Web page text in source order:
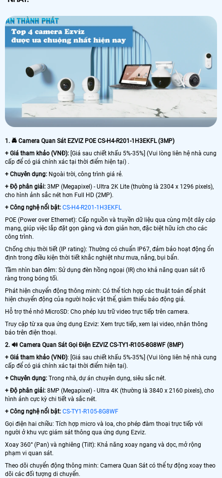
1. 🚔 Camera Quan Sát EZVIZ POE CS-H4-R201-1H3EKFL (3MP)
+ Giá tham khảo (VNĐ): [Giá sau chiết khấu 5%-35%] (Vui lòng liên hệ nhà cung
cấp để có giá chính xác tại thời điểm hiện tại) .
+ Chuyên dụng: Ngoài trời, công trình giá rẻ.
+ Độ phân giải: 3MP (Megapixel) - Ultra 2K Lite (thường là 2304 x 1296 pixels),
cho hình ảnh sắc nét hơn Full HD (2MP).
+ Công nghệ nổi bật: CS-H4-R201-1H3EKFL
POE (Power over Ethernet): Cấp nguồn và truyền dữ liệu qua cùng một dây cáp
mạng, giúp việc lắp đặt gọn gàng và đơn giản hơn, đặc biệt hữu ích cho các
công trình.
Chống chịu thời tiết (IP rating): Thường có chuẩn IP67, đảm bảo hoạt động ổn
định trong điều kiện thời tiết khắc nghiệt như mưa, nắng, bụi bẩn.
Tầm nhìn ban đêm: Sử dụng đèn hồng ngoại (IR) cho khả năng quan sát rõ
ràng trong bóng tối.
Phát hiện chuyển động thông minh: Có thể tích hợp các thuật toán để phát
hiện chuyển động của người hoặc vật thể, giảm thiểu báo động giả.
Hỗ trợ thẻ nhớ MicroSD: Cho phép lưu trữ video trực tiếp trên camera.
Truy cập từ xa qua ứng dụng Ezviz: Xem trực tiếp, xem lại video, nhận thông
báo trên điện thoại.
2. 🔊 Camera Quan Sát Gọi Điện EZVIZ CS-TY1-R105-8G8WF (8MP)
+ Giá tham khảo (VNĐ): [Giá sau chiết khấu 5%-35%] (Vui lòng liên hệ nhà cung
cấp để có giá chính xác tại thời điểm hiện tại).
+ Chuyên dụng: Trong nhà, dự án chuyên dụng, siêu sắc nét.
+ Độ phân giải: 8MP (Megapixel) - Ultra 4K (thường là 3840 x 2160 pixels), cho
hình ảnh cực kỳ chi tiết và sắc nét.
+ Công nghệ nổi bật: CS-TY1-R105-8G8WF
Gọi điện hai chiều: Tích hợp micro và loa, cho phép đàm thoại trực tiếp với
người ở khu vực giám sát thông qua ứng dụng Ezviz.
Xoay 360° (Pan) và nghiêng (Tilt): Khả năng xoay ngang và dọc, mở rộng
phạm vi quan sát.
Theo dõi chuyển động thông minh: Camera Quan Sát có thể tự động xoay theo
dõi các đối tượng di chuyển.